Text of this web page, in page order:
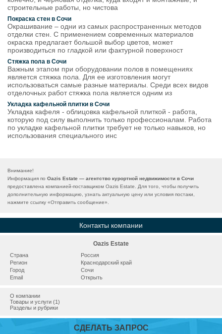
строительные работы, но чистова
Покраска стен в Сочи
Окрашивание – одни из самых распространенных методов
отделки стен. С применением современных материалов
окраска предлагает большой выбор цветов, может
производиться по гладкой или фактурной поверхност
Стяжка пола в Сочи
Важным этапом при оборудовании полов в помещениях
является стяжка пола. Для ее изготовления могут
использоваться самые разные материалы. Среди всех видов
отделочных работ стяжка пола является одним из
Укладка кафельной плитки в Сочи
Укладка кафеля - облицовка кафельной плиткой - работа,
которую под силу выполнить только профессионалам. Работа
по укладке кафельной плитки требует не только навыков, но
использования специального инс
Внимание!
Информация по Oazis Estate — агентство курортной недвижимости в Сочи
предоставлена компанией-поставщиком Oazis Estate. Для того, чтобы получить
дополнительную информацию, узнать актуальную цену или условия постаки,
нажмите ссылку «Отправить сообщение».
Контакты компании
Oazis Estate
Страна
Россия
Регион
Краснодарский край
Город
Сочи
Email
Открыть
О компании
Товары и услуги (1)
Разделы и рубрики
СДЕЛАТЬ ЗАПРОС